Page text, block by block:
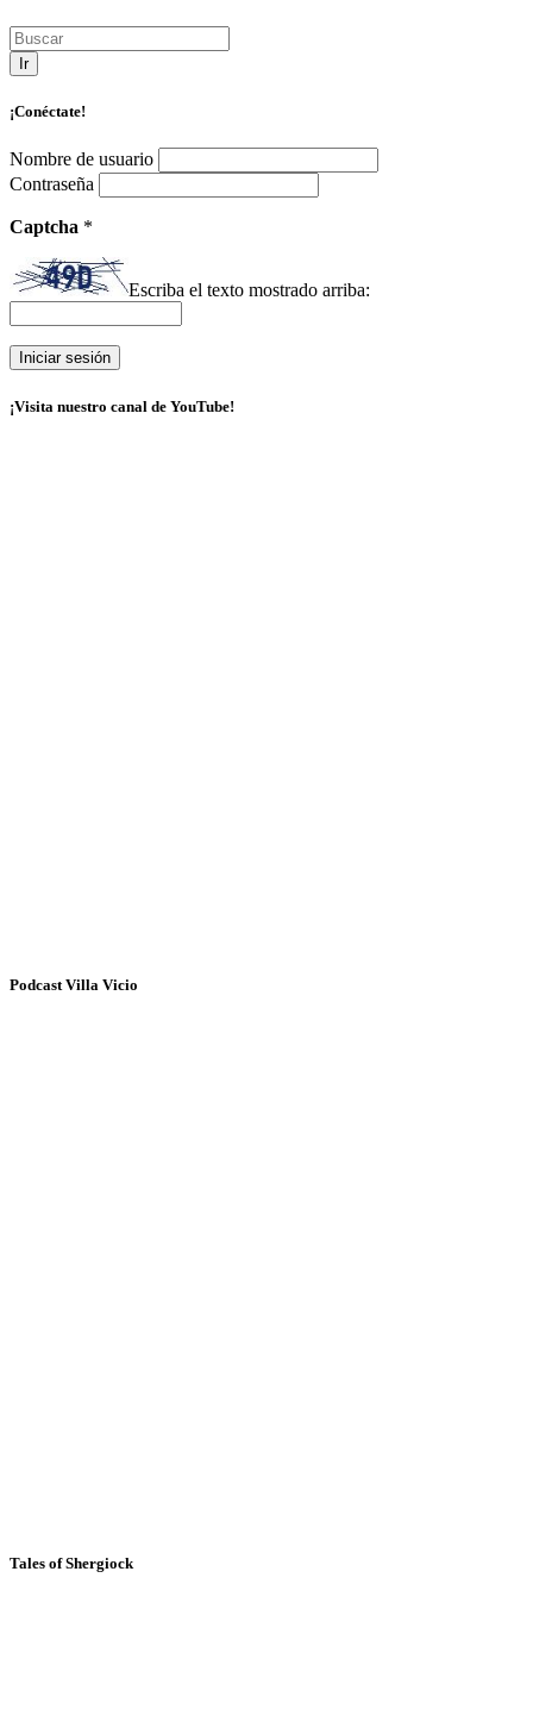
Ir
¡Conéctate!
Nombre de usuario
Contraseña
Captcha *
Escriba el texto mostrado arriba:
¡Visita nuestro canal de YouTube!
Podcast Villa Vicio
Tales of Shergiock